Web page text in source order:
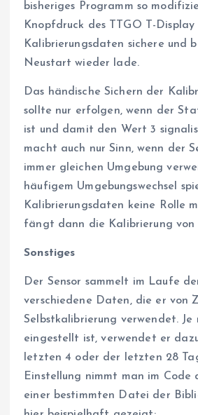
bisheriges Programm so
Knopfdruck des TTGO T-Display
Kalibrierungsdaten sichere und
Neustart wieder lade.
Das händische Sichern der
sollte nur erfolgen, wenn der
ist und damit den Wert 3
macht auch nur Sinn, wenn der
immer gleichen Umgebung
häufigem Umgebungswechsel
Kalibrierungsdaten keine Rolle
fängt dann die Kalibrierung von
Sonstiges
Der Sensor sammelt im Laufe
verschiedene Daten, die er von
Selbstkalibrierung verwendet. Je
eingestellt ist, verwendet er
letzten 4 oder der letzten 28
Einstellung nimmt man im Code
einer bestimmten Datei der